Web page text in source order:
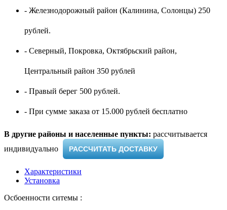
- Железнодорожный район (Калинина, Солонцы) 250
рублей.
- Северный, Покровка, Октябрьский район,
Центральный район 350 рублей
- Правый берег 500 рублей.
- При сумме заказа от 15.000 рублей бесплатно
В другие районы и населенные пункты: рассчитывается
индивидуально ​
РАССЧИТАТЬ ДОСТАВКУ
Характеристики
Установка
Осбоенности ситемы :